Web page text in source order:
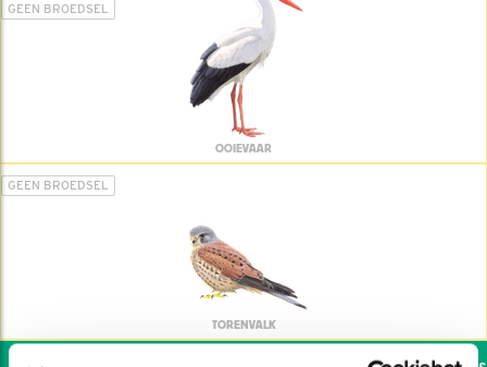
GEEN BROEDSEL
OOIEVAAR
GEEN BROEDSEL
TORENVALK